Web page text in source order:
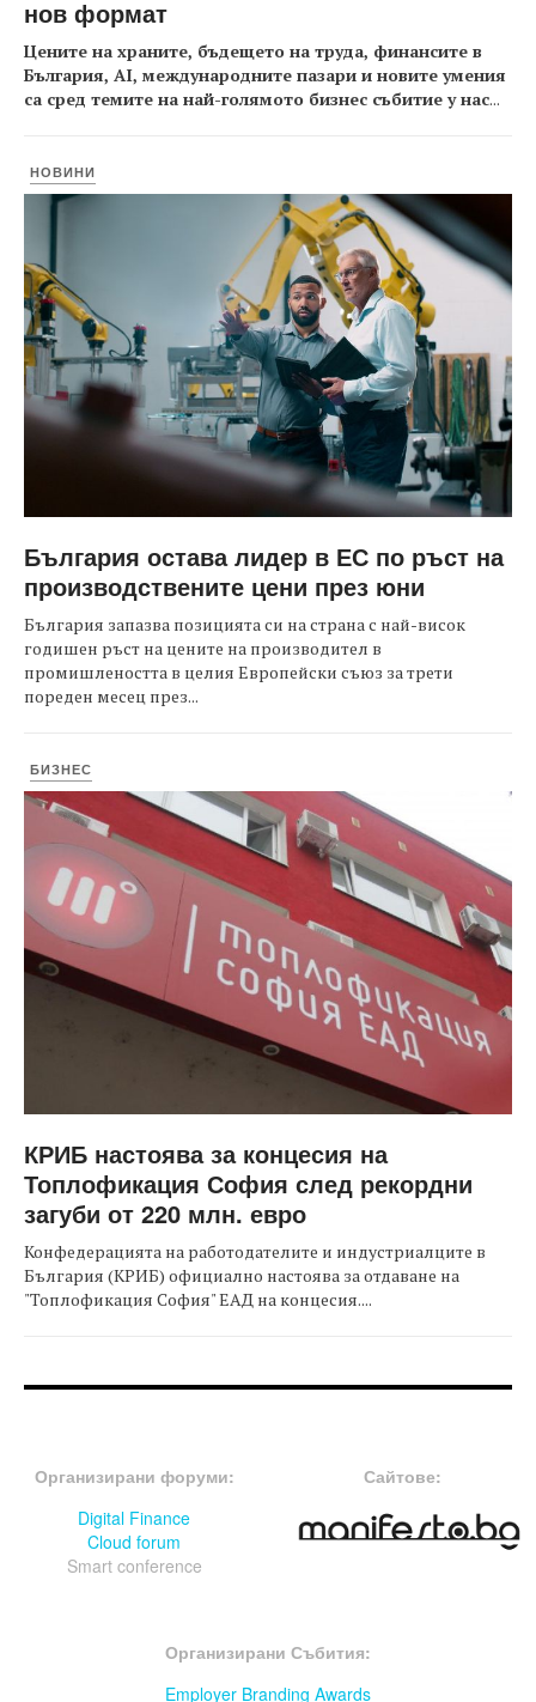
нов формат
Цените на храните, бъдещето на труда, финансите в
България, AI, международните пазари и новите умения
са сред темите на най-голямото бизнес събитие у нас...
НОВИНИ
България остава лидер в ЕС по ръст на
производствените цени през юни
България запазва позицията си на страна с най-висок
годишен ръст на цените на производител в
промишлеността в целия Европейски съюз за трети
пореден месец през...
БИЗНЕС
КРИБ настоява за концесия на
Топлофикация София след рекордни
загуби от 220 млн. евро
Конфедерацията на работодателите и индустриалците в
България (КРИБ) официално настоява за отдаване на
"Топлофикация София" ЕАД на концесия....
Организирани форуми:
Digital Finance
Cloud forum
Smart conference
Сайтове:
Организирани Събития:
Employer Branding Awards